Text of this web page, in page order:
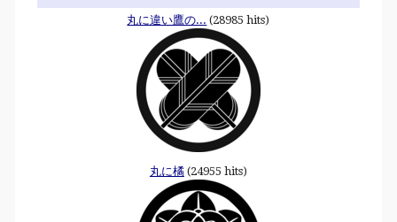
丸に違い鷹の... (28985 hits)
丸に橘(24955 hits)